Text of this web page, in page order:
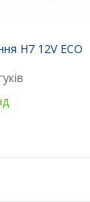
H7 12V ECO